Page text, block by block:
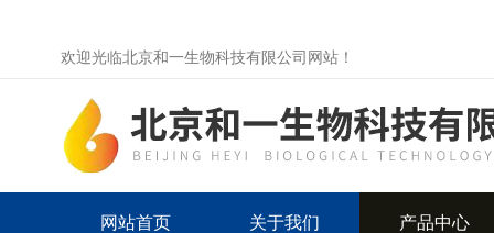
欢迎光临北京和一生物科技有限公司网站！
网站首页 关于我们 产品中心